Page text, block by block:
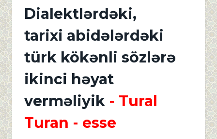
Dialektlərdəki,
tarixi abidələrdəki
türk kökənli sözlərə
ikinci həyat
verməliyik - Tural
Turan - esse